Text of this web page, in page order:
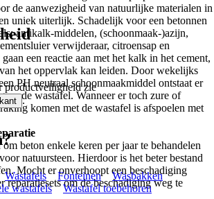
de aanwezigheid van natuurlijke materialen in
uniek uiterlijk. Schadelijk voor een betonnen
antikalk-middelen, (schoonmaak-)azijn,
verwijderaar, citroensap en
een reactie aan met het kalk in het cement,
het oppervlak kan leiden. Door wekelijks
PH neutraal schoonmaakmiddel ontstaat er
op de wastafel. Wanneer er toch zure of
komen met de wastafel is afspoelen met
beton enkele keren per jaar te behandelen
natuursteen. Hierdoor is het beter bestand
Mocht er onverhoopt een beschadiging
reparatiesets om de beschadiging weg te
productveiligheid zie
.
Wastafels Fonteinen
Wasbakken
wastafels Wastafel toebehoren